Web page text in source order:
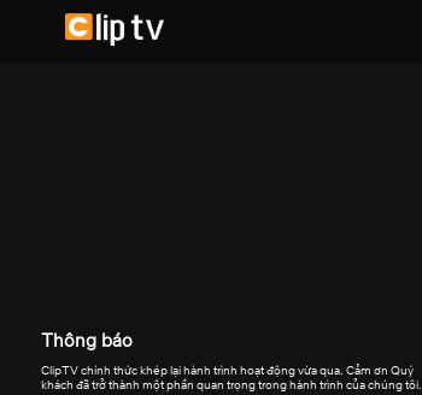
Thông báo
ClipTV chính thức khép lại hành trình hoạt động vừa qua. Cảm ơn Quý
khách đã trở thành một phần quan trọng trong hành trình của chúng tôi.